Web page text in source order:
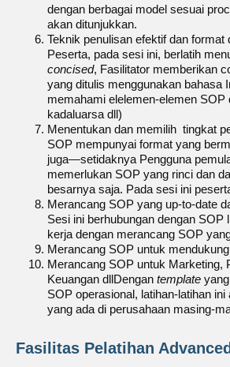
dengan berbagai model sesuai
akan ditunjukkan.
Teknik penulisan efektif dan format
Peserta, pada sesi ini, berlatih
concised, Fasilitator memberikan
yang ditulis menggunakan bahasa
memahami elelemen-elemen SOP
kadaluarsa dll)
Menentukan dan memilih tingkat
SOP mempunyai format yang
juga—setidaknya Pengguna
memerlukan SOP yang rinci dan
besarnya saja. Pada sesi ini
Merancang SOP yang up-to-date
Sesi ini berhubungan dengan
kerja dengan merancang SOP
Merancang SOP untuk
Merancang SOP untuk Marketing,
Keuangan dllDengan template
SOP operasional, latihan-latihan
yang ada di perusahaan masing-
Fasilitas Pelatihan